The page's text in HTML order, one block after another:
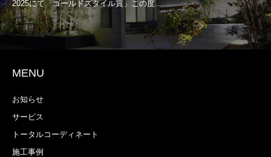
MENU
お知らせ
サービス
トータルコーディネート
施工事例